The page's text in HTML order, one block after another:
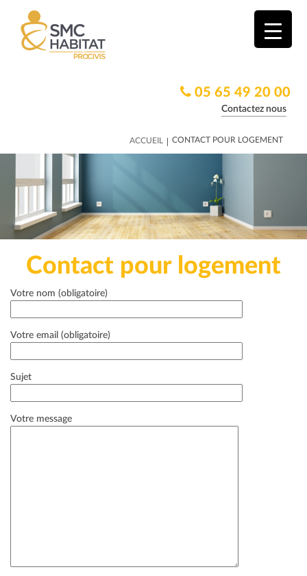
05 65 49 20 00
Contactez nous
ACCUEIL | CONTACT POUR LOGEMENT
Contact pour logement
Votre nom (obligatoire)
Votre email (obligatoire)
Sujet
Votre message